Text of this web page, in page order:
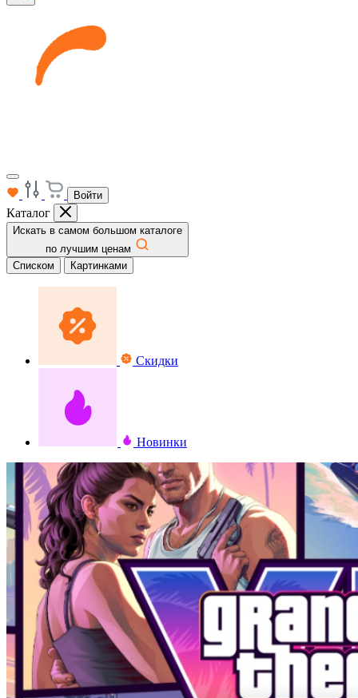
Войти
Каталог
Искать в самом большом каталоге
по лучшим ценам
Списком
Картинками
Скидки
Новинки